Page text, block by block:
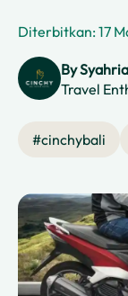
Diterbitkan: 17
By
Travel
#cinchybali